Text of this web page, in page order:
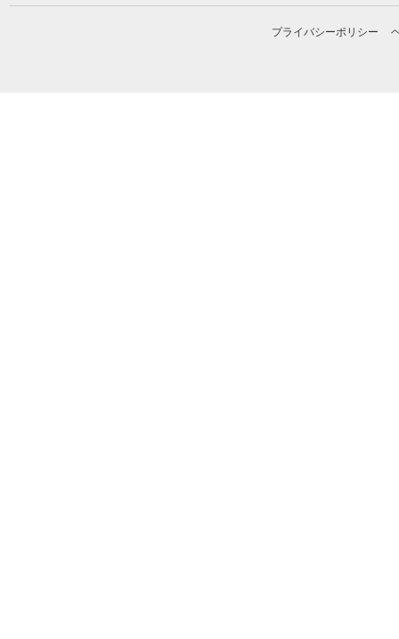
プライバシーポリシー